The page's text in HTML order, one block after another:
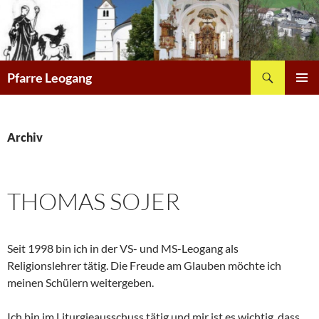
Zum
Inhalt
springen
Pfarre Leogang
Archiv
THOMAS SOJER
Seit 1998 bin ich in der VS- und MS-Leogang als
Religionslehrer tätig. Die Freude am Glauben möchte ich
meinen Schülern weitergeben.